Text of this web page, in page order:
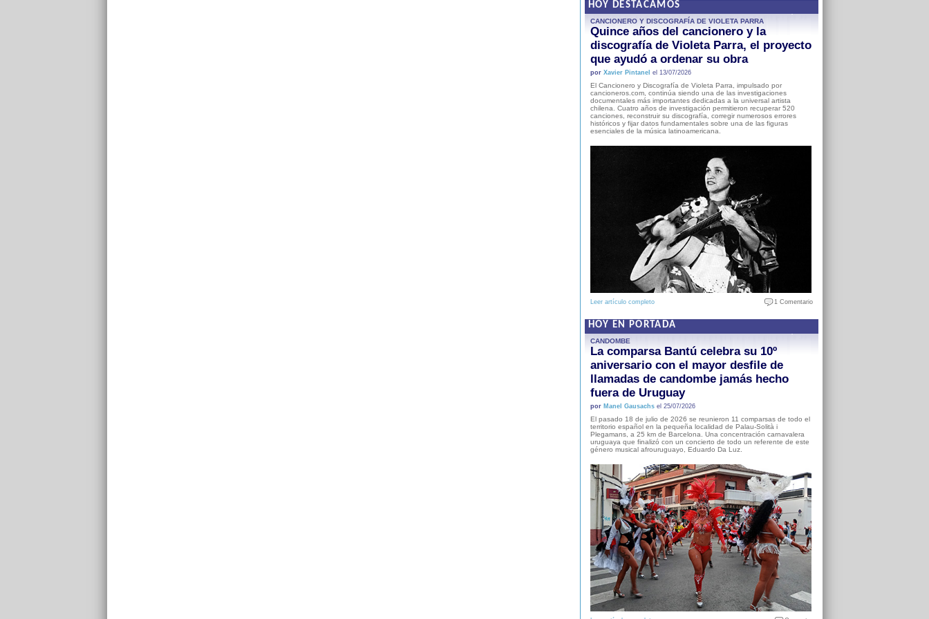
HOY DESTACAMOS
CANCIONERO Y DISCOGRAFÍA DE VIOLETA PARRA
Quince años del cancionero y la
discografía de Violeta Parra, el proyecto
que ayudó a ordenar su obra
por Xavier Pintanel el 13/07/2026
El Cancionero y Discografía de Violeta Parra, impulsado por
cancioneros.com, continúa siendo una de las investigaciones
documentales más importantes dedicadas a la universal artista
chilena. Cuatro años de investigación permitieron recuperar 520
canciones, reconstruir su discografía, corregir numerosos errores
históricos y fijar datos fundamentales sobre una de las figuras
esenciales de la música latinoamericana.
Leer artículo completo 1 Comentario
HOY EN PORTADA
CANDOMBE
La comparsa Bantú celebra su 10º
aniversario con el mayor desfile de
llamadas de candombe jamás hecho
fuera de Uruguay
por Manel Gausachsel 25/07/2026
El pasado 18 de julio de 2026 se reunieron 11 comparsas de todo el
territorio español en la pequeña localidad de Palau-Solità i
Plegamans, a 25 km de Barcelona. Una concentración carnavalera
uruguaya que finalizó con un concierto de todo un referente de este
género musical afrouruguayo, Eduardo Da Luz.